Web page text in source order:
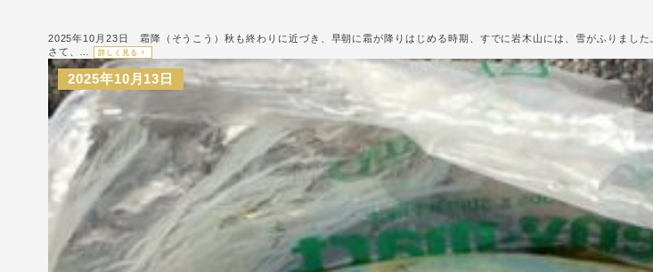
2025年10月23日 霜降（そうこう）秋も終わりに近づき、早朝に霜が降りはじめる時期、すでに岩木山には、雪がふりまし
さて、…
詳しく見る
2025年10月13日